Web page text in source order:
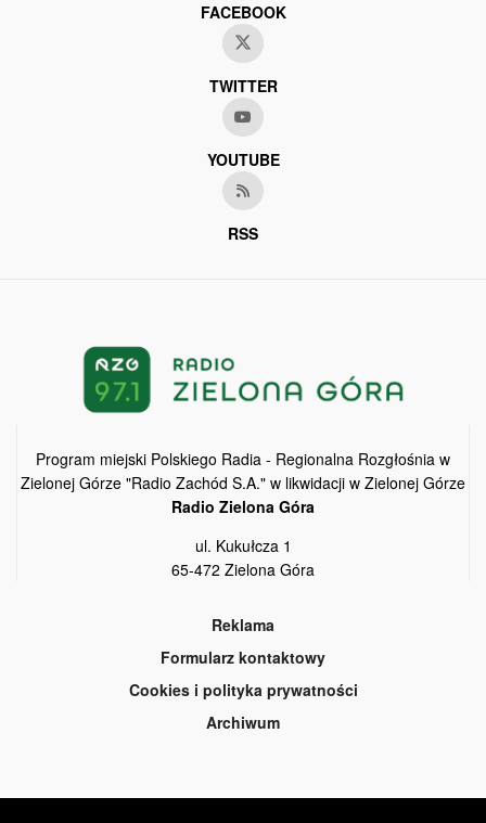
FACEBOOK
TWITTER
YOUTUBE
RSS
Program miejski Polskiego Radia - Regionalna Rozgłośnia w
Zielonej Górze "Radio Zachód S.A." w likwidacji w Zielonej Górze
Radio Zielona Góra
ul. Kukułcza 1
65-472 Zielona Góra
Reklama
Formularz kontaktowy
Cookies i polityka prywatności
Archiwum